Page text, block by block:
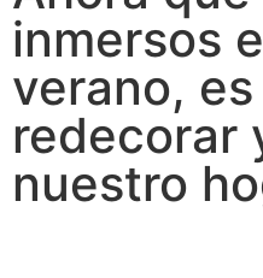
inmersos
verano,
redecorar
nuestro